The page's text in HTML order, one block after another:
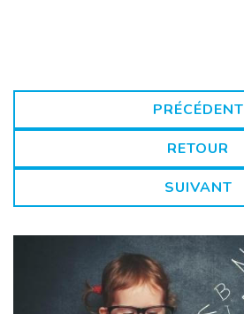
PRÉCÉDENT
RETOUR
SUIVANT